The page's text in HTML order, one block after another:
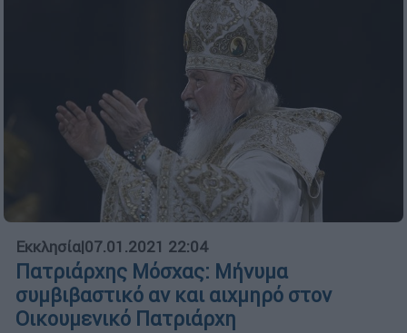
Εκκλησία|07.01.2021 22:04
Πατριάρχης Μόσχας: Μήνυμα
συμβιβαστικό αν και αιχμηρό στον
Οικουμενικό Πατριάρχη